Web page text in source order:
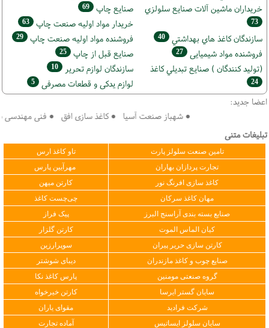
خریداران ماشين آلات صنايع سلولزي
73
صنايع چاپ 69
خريدار مواد اوليه صنعت چاپ 63
سازندگان كاغذ هاي بهداشتي 40 فروشنده مواد اوليه صنعت چاپ 29
فروشنده مواد شیمیایی 27 صنايع قبل از چاپ 25
(تولید كنندگان ) صنايع تبديلي كاغذ
24
سازندگان لوازم تحریر 10
لوازم یدکی و قطعات مصرفی 5
اعضا جدید:
● شهباز صنعت آسیا ● کاغذ سازی افق ● فنی مهندسی
تبلیغات متنی
تامین صنعت سلولز پارت
تاو کاغذ ارس
تجارت پردازان بهاران
مهرآیین پارس
کاغذ سازی افرنگ نور
کارتن میهن
مهان کاغذ سرکان
چی‌چست کاغذ
صنایع بسته بندی آراسنج البرز
پیک فراز
کیان الماس الموت
کارتن گلزار
کارتن سازی حریر پیران
سوپرارزین
صنایع چوب و کاغذ مازندران
دیبای شوشتر
گروه صنعتی مومنین
پارس کاغذ نکا
سایان گستر ایرسا
کارتن خیرخواه
شرکت فرادید
مقوای یاران
سایان سلولز ایساتیس
آماده تجارت